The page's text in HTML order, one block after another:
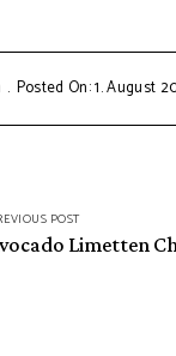
Posted On: 1. August
POST
Limetten